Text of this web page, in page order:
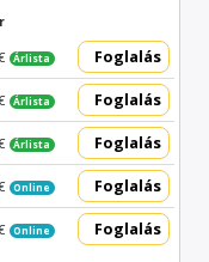
Árlista Foglalás
Árlista Foglalás
Árlista Foglalás
Online Foglalás
Online Foglalás